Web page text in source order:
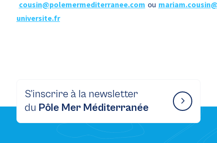
cousin@polemermediterranee.com ou
universite.fr
S’inscrire à la newsletter
du Pôle Mer Méditerranée